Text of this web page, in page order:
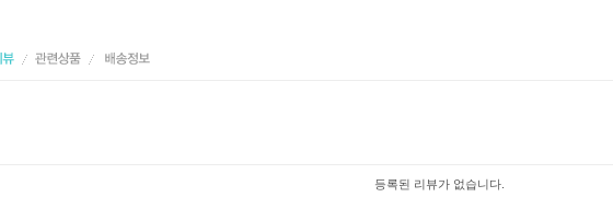
등록된 리뷰가 없습니다.